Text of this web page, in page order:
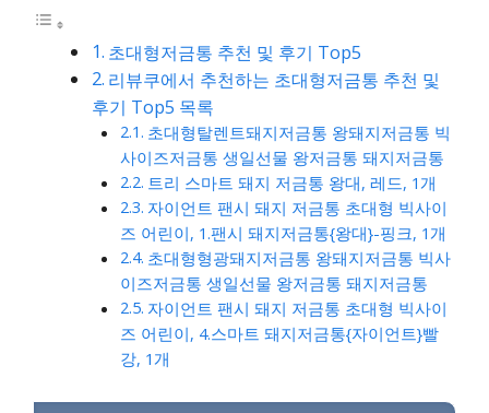
초대형저금통 추천 및 후기 Top5
리뷰쿠에서 추천하는 초대형저금통 추천 및
후기 Top5 목록
초대형탈렌트돼지저금통 왕돼지저금통 빅
사이즈저금통 생일선물 왕저금통 돼지저금통
트리 스마트 돼지 저금통 왕대, 레드, 1개
자이언트 팬시 돼지 저금통 초대형 빅사이
즈 어린이, 1.팬시 돼지저금통{왕대}-핑크, 1개
초대형형광돼지저금통 왕돼지저금통 빅사
이즈저금통 생일선물 왕저금통 돼지저금통
자이언트 팬시 돼지 저금통 초대형 빅사이
즈 어린이, 4.스마트 돼지저금통{자이언트}빨
강, 1개